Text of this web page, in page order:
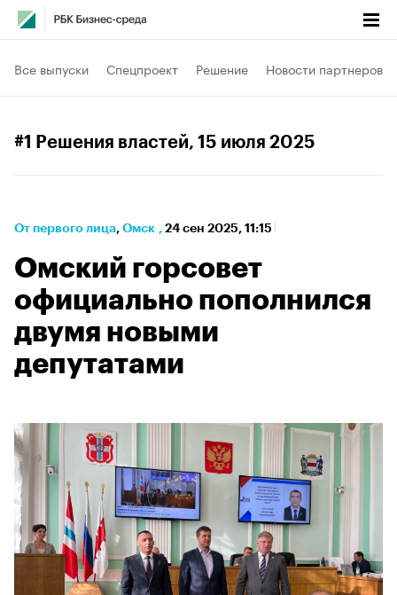
Все выпуски Спецпроект Решение Новости партнеров
#1 Решения властей, 15 июля 2025
От первого лица⁠, Омск , 24 сен 2025, 11:15
Омский горсовет
официально пополнился
двумя новыми
депутатами